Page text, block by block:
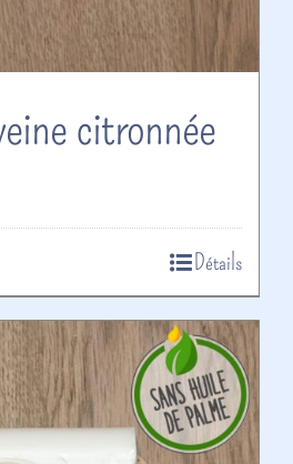
citronnée
Détails